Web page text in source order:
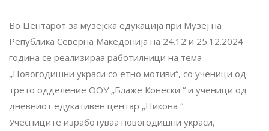
Во Центарот за музејска едукација при Музеј на
Република Северна Македонија на 24.12 и 25.12.2024
година се реализираа работилници на тема
„Новогодишни украси со етно мотиви“, со ученици од
трето одделение ООУ „Блаже Конески “ и ученици од
дневниот едукативен центар „Никона “.
Учесниците изработуваа новогодишни укрaси,